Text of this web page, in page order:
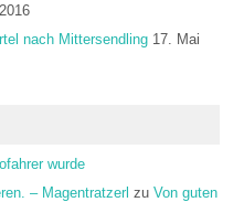
nach Mittersendling 17. Mai
wurde
– Magentratzerl zuVon guten